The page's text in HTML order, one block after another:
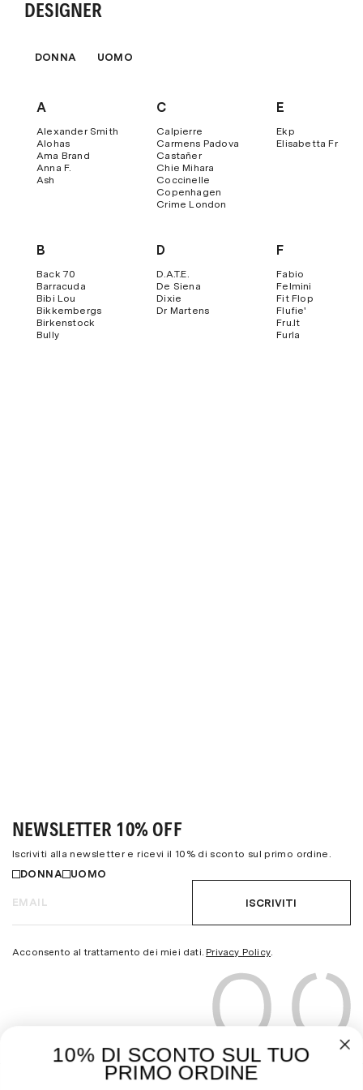
DESIGNER
DONNA UOMO
A
Alexander Smith
Alohas
Ama Brand
Anna F.
Ash
B
Back 70
Barracuda
Bibi Lou
Bikkembergs
Birkenstock
Bully
C
Calpierre
Carmens Padova
Castañer
Chie Mihara
Coccinelle
Copenhagen
Crime London
D
D.a.t.e.
De Siena
Dixie
Dr Martens
E
Ekp
Elisabetta Franchi
F
Fabio
Felmini
Fit Flop
Flufie'
Fru.it
Furla
NEWSLETTER 10% OFF
Iscriviti alla newsletter e ricevi il 10% di sconto sul primo ordine.
DONNA
UOMO
ISCRIVITI
Acconsento al trattamento dei miei dati. Privacy Policy.
10% DI SCONTO SUL TUO
PRIMO ORDINE